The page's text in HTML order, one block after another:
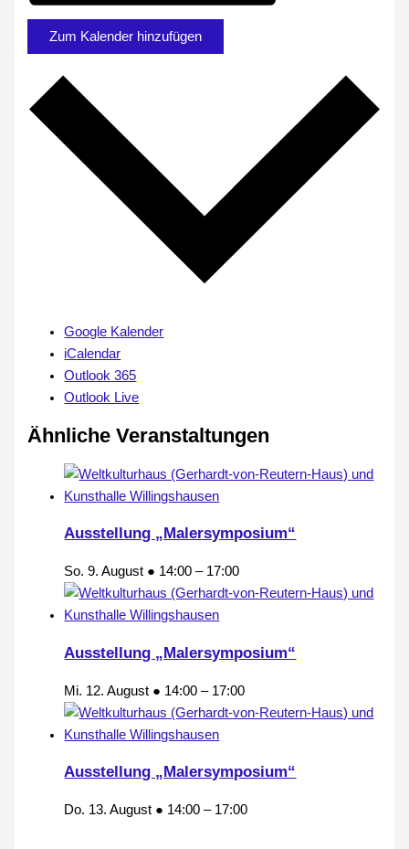
Zum Kalender hinzufügen
Google Kalender
iCalendar
Outlook 365
Outlook Live
Ähnliche Veranstaltungen
Ausstellung „Malersymposium“
So. 9. August ● 14:00 – 17:00
Ausstellung „Malersymposium“
Mi. 12. August ● 14:00 – 17:00
Ausstellung „Malersymposium“
Do. 13. August ● 14:00 – 17:00